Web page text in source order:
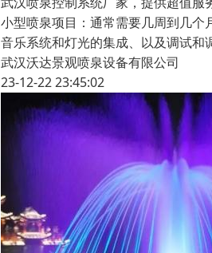
小型喷泉项目：通常需要几周到几
音乐系统和灯光的集成、以及调试
武汉沃达景观喷泉设备有限公司
23-12-22 23:45:02